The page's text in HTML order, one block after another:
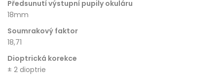
Předsunutí výstupní pupily okuláru
18mm
Soumrakový faktor
18,71
Dioptrická korekce
± 2 dioptrie